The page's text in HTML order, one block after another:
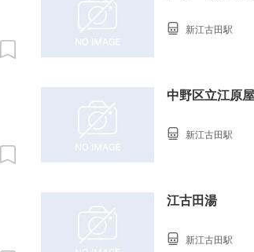
新江古田駅
中野区立江原
新江古田駅
江古田湯
新江古田駅